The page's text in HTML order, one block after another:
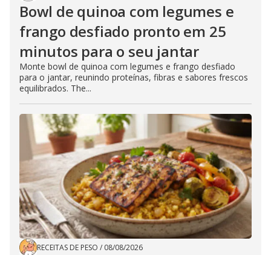
Bowl de quinoa com legumes e
frango desfiado pronto em 25
minutos para o seu jantar
Monte bowl de quinoa com legumes e frango desfiado
para o jantar, reunindo proteínas, fibras e sabores frescos
equilibrados. The...
RECEITAS DE PESO / 08/08/2026